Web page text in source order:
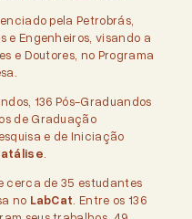
pela Petrobrás,
e Engenheiros, visando a
e Doutores, no Programa
136 Pós-Graduandos
de Graduação
e de Iniciação
.
cerca de 35 estudantes
no LabCat. Entre os 136